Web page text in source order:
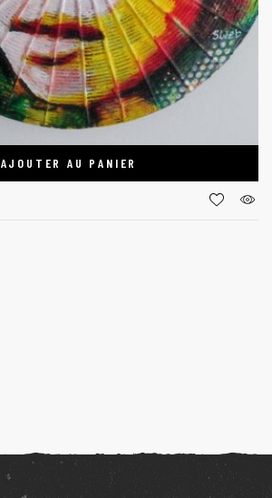
AJOUTER AU PANIER